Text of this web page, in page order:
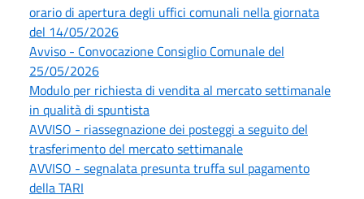
orario di apertura degli uffici comunali nella giornata
del 14/05/2026
Avviso - Convocazione Consiglio Comunale del
25/05/2026
Modulo per richiesta di vendita al mercato settimanale
in qualità di spuntista
AVVISO - riassegnazione dei posteggi a seguito del
trasferimento del mercato settimanale
AVVISO - segnalata presunta truffa sul pagamento
della TARI